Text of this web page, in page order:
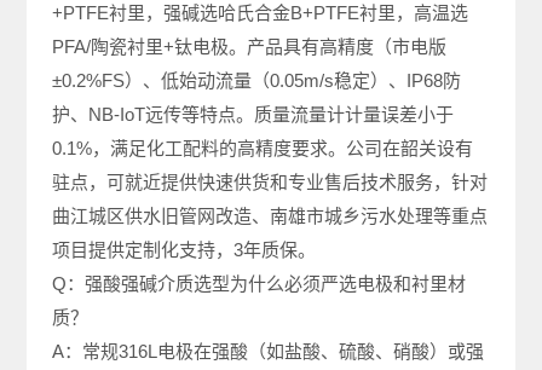
+PTFE衬里，强碱选哈氏合金B+PTFE衬里，高温选
PFA/陶瓷衬里+钛电极。产品具有高精度（市电版
±0.2%FS）、低始动流量（0.05m/s稳定）、IP68防
护、NB-IoT远传等特点。质量流量计计量误差小于
0.1%，满足化工配料的高精度要求。公司在韶关设有
驻点，可就近提供快速供货和专业售后技术服务，针对
曲江城区供水旧管网改造、南雄市城乡污水处理等重点
项目提供定制化支持，3年质保。
Q：强酸强碱介质选型为什么必须严选电极和衬里材
质？
A：常规316L电极在强酸（如盐酸、硫酸、硝酸）或强